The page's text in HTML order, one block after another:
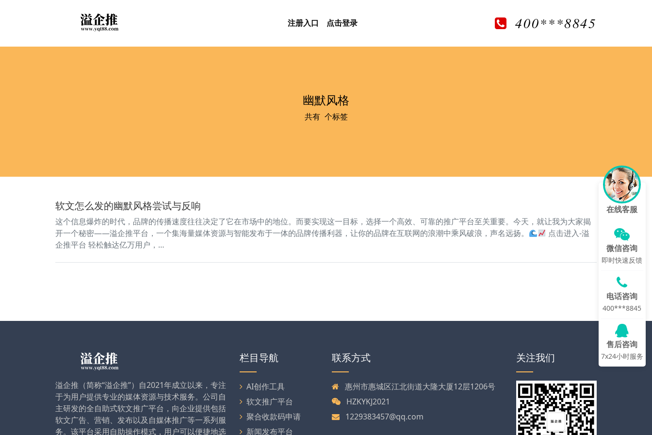
注册入口 点击登录 400***8845
幽默风格
共有1 个标签
软文怎么发的幽默风格尝试与反响
这个信息爆炸的时代，品牌的传播速度往往决定了它在市场中的地位。而要实现这一目标，选择一个高效、可靠的推广平台至关重要。今天，就让我为大家揭
开一个秘密——溢企推平台，一个集海量媒体资源与智能发布于一体的品牌传播利器，让你的品牌在互联网的浪潮中乘风破浪，声名远扬。
点击进入-溢
企推平台 轻松触达亿万用户，…
溢企推（简称“溢企推”）自2021年成立以来，专注
于为用户提供专业的媒体资源与技术服务。公司自
主研发的全自助式软文推广平台，向企业提供包括
软文广告、营销、发布以及自媒体推广等一系列服
务。该平台采用自助操作模式，用户可以便捷地选
栏目导航
AI创作工具
软文推广平台
聚合收款码申请
新闻发布平台
联系方式
惠州市惠城区江北街道大隆大厦12层1206号
HZKYKJ2021
1229383457@qq.com
关注我们
在线客服
微信咨询
即时快速反馈
电话咨询
400***8845
售后咨询
7x24小时服务